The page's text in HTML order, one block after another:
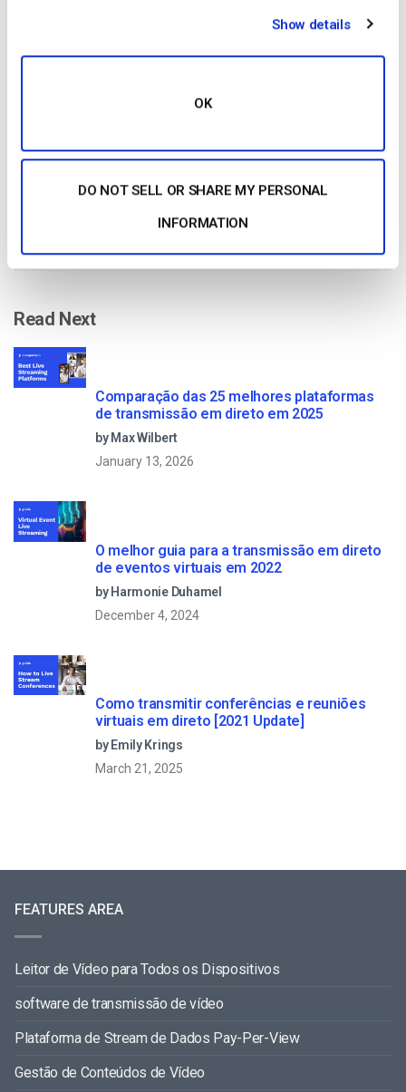
Show details
OK
DO NOT SELL OR SHARE MY PERSONAL
INFORMATION
Free 14-Day Trial
Get Started!
Start streaming immediately
No credit card required
10 GB of bandwidth
Read Next
Comparação das 25 melhores plataformas
de transmissão em direto em 2025
by Max Wilbert
January 13, 2026
O melhor guia para a transmissão em direto
de eventos virtuais em 2022
by Harmonie Duhamel
December 4, 2024
Como transmitir conferências e reuniões
virtuais em direto [2021 Update]
by Emily Krings
March 21, 2025
FEATURES AREA
Leitor de Vídeo para Todos os Dispositivos
software de transmissão de vídeo
Plataforma de Stream de Dados Pay-Per-View
Gestão de Conteúdos de Vídeo